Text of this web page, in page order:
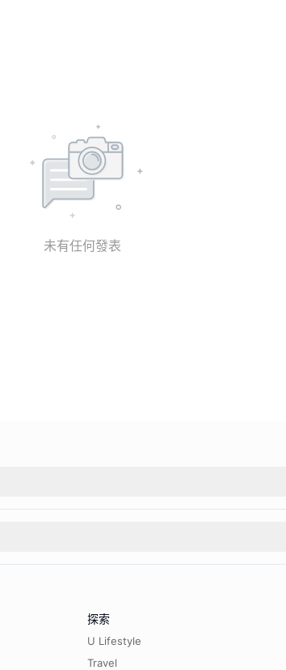
未有任何發表
探索
U Lifestyle
Travel